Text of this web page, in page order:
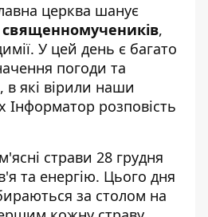
церква шанує
священномучеників,
У цей день є багато
погоди та
в які вірили наши
Інформатор розповість
страви 28 грудня
та енергію. Цього дня
за столом на